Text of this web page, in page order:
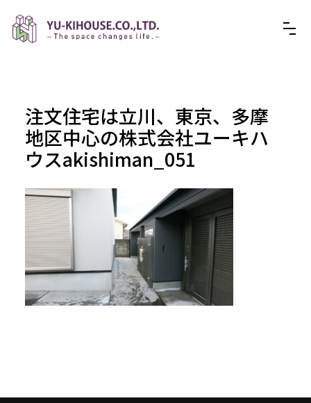
注文住宅は立川、東京、多摩
地区中心の株式会社ユーキハ
ウスakishiman_051